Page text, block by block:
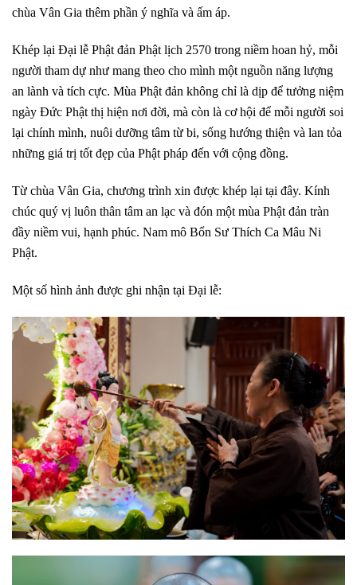
chùa Vân Gia thêm phần ý nghĩa và ấm áp.
Khép lại Đại lễ Phật đản Phật lịch 2570 trong niềm hoan hỷ, mỗi
người tham dự như mang theo cho mình một nguồn năng lượng
an lành và tích cực. Mùa Phật đản không chỉ là dịp để tưởng niệm
ngày Đức Phật thị hiện nơi đời, mà còn là cơ hội để mỗi người soi
lại chính mình, nuôi dưỡng tâm từ bi, sống hướng thiện và lan tỏa
những giá trị tốt đẹp của Phật pháp đến với cộng đồng.
Từ chùa Vân Gia, chương trình xin được khép lại tại đây. Kính
chúc quý vị luôn thân tâm an lạc và đón một mùa Phật đản tràn
đầy niềm vui, hạnh phúc. Nam mô Bổn Sư Thích Ca Mâu Ni
Phật.
Một số hình ảnh được ghi nhận tại Đại lễ: